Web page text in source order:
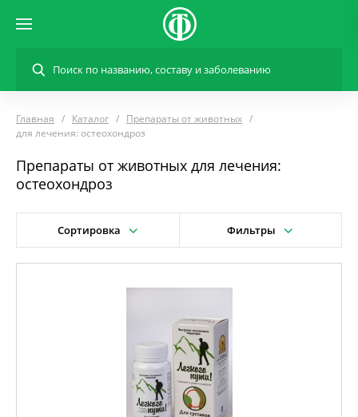
Главная Каталог
Препараты от животных
для лечения: остеохондроз
Препараты от животных для лечения:
остеохондроз
Сортировка Фильтры